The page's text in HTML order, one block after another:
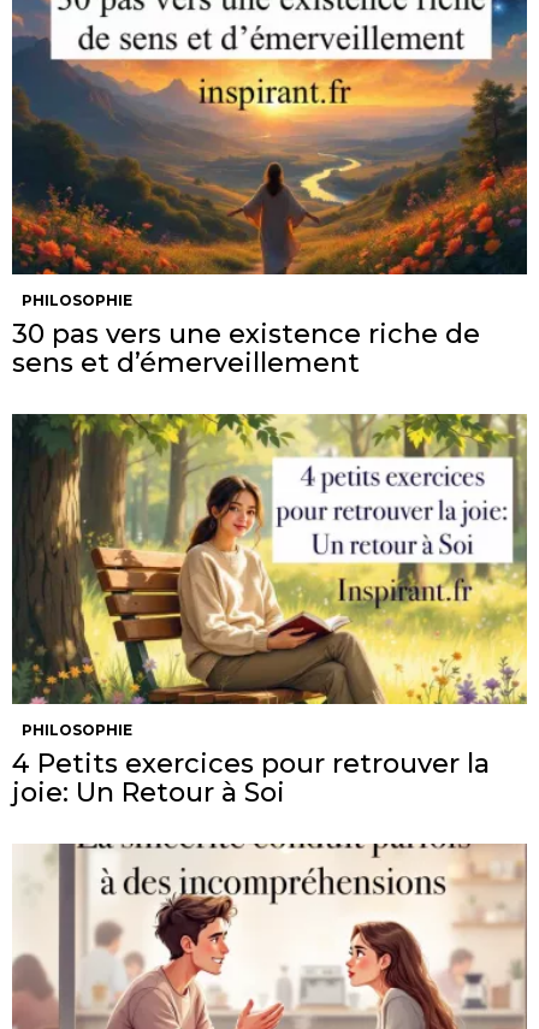
PHILOSOPHIE
30 pas vers une existence riche de
sens et d’émerveillement
PHILOSOPHIE
4 Petits exercices pour retrouver la
joie: Un Retour à Soi